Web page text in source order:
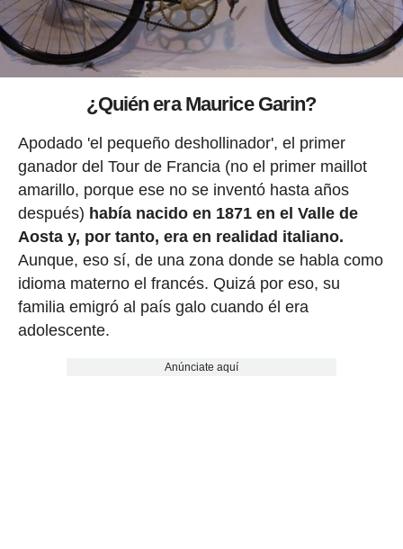
¿Quién era Maurice Garin?
Apodado 'el pequeño deshollinador', el primer
ganador del Tour de Francia (no el primer maillot
amarillo, porque ese no se inventó hasta años
después) había nacido en 1871 en el Valle de
Aosta y, por tanto, era en realidad italiano.
Aunque, eso sí, de una zona donde se habla como
idioma materno el francés. Quizá por eso, su
familia emigró al país galo cuando él era
adolescente.
Anúnciate aquí